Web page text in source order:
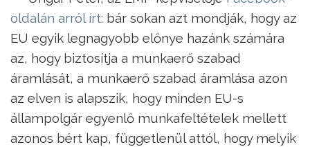
oldalán arról írt: bár sokan azt mondják, hogy az
EU egyik legnagyobb előnye hazánk számára
az, hogy biztosítja a munkaerő szabad
áramlását, a munkaerő szabad áramlása azon
az elven is alapszik, hogy minden EU-s
állampolgár egyenlő munkafeltételek mellett
azonos bért kap, függetlenül attól, hogy melyik